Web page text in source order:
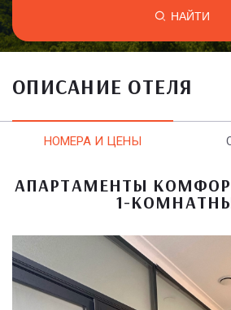
НАЙТИ
ОПИСАНИЕ ОТЕЛЯ
НОМЕРА И ЦЕНЫ
АПАРТАМЕНТЫ
1-